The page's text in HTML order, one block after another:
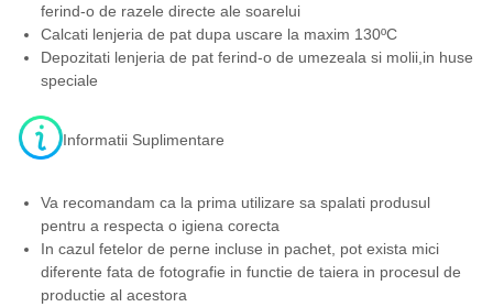
ferind-o de razele directe ale soarelui
Calcati lenjeria de pat dupa uscare la maxim 130ºC
Depozitati lenjeria de pat ferind-o de umezeala si molii,in huse
speciale
Informatii Suplimentare
Va recomandam ca la prima utilizare sa spalati produsul
pentru a respecta o igiena corecta
In cazul fetelor de perne incluse in pachet, pot exista mici
diferente fata de fotografie in functie de taiera in procesul de
productie al acestora